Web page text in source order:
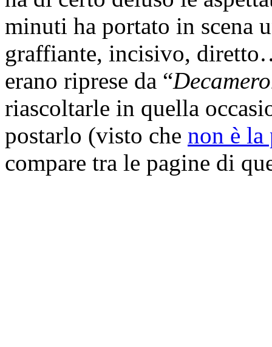
minuti ha portato in scena
graffiante, incisivo,
erano riprese da “
riascoltarle in quella
postarlo (visto che non è
compare tra le pagine di